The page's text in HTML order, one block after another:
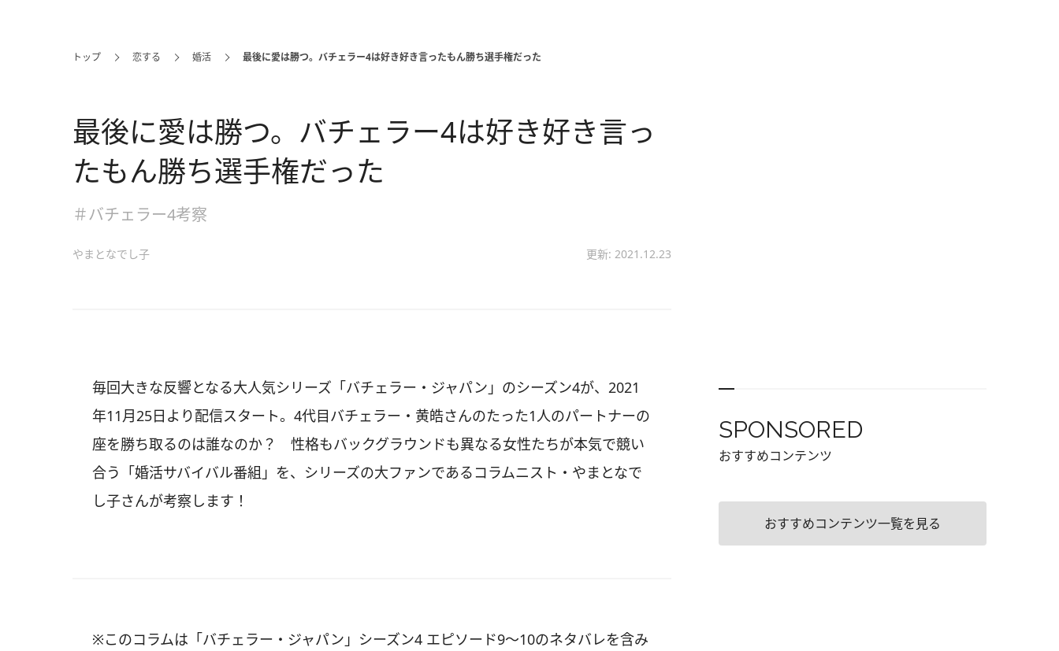
トップ 恋する 婚活 最後に愛は勝つ。バチェラー4は好き好き言ったもん勝ち選手権だった
最後に愛は勝つ。バチェラー4は好き好き言っ
たもん勝ち選手権だった
＃バチェラー4考察
やまとなでし子 更新: 2021.12.23
毎回大きな反響となる大人気シリーズ「バチェラー・ジャパン」のシーズン4が、2021
年11月25日より配信スタート。4代目バチェラー・黄皓さんのたった1人のパートナーの
座を勝ち取るのは誰なのか？ 性格もバックグラウンドも異なる女性たちが本気で競い
合う「婚活サバイバル番組」を、シリーズの大ファンであるコラムニスト・やまとなで
し子さんが考察します！
※このコラムは「バチェラー・ジャパン」シーズン4 エピソード9〜10のネタバレを含み
SPONSORED
おすすめコンテンツ
おすすめコンテンツ一覧を見る